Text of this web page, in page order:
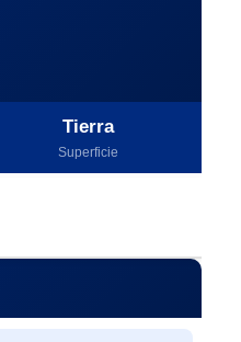
Tierra
Superficie